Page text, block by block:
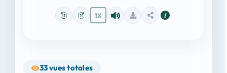
1X
33vues totales